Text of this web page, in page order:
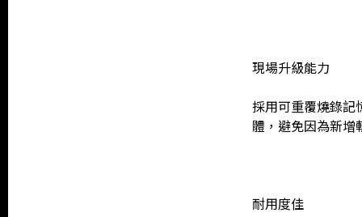
現場升級能力
採用可重覆燒錄記
體，避免因為新增
耐用度佳